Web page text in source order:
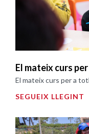
El mateix curs
El mateix curs per a
SEGUEIX LLEGINT